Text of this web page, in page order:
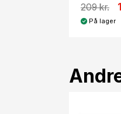
209 kr.
På lager